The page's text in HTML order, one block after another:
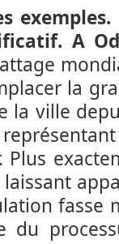
A
la
la ville
Plus
fasse
du